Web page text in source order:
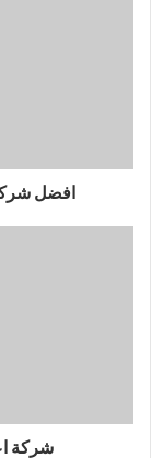
افضل شركة
شركة